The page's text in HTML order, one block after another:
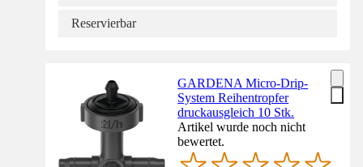
Reservierbar
GARDENA Micro-Drip-
System Reihentropfer
druckausgleich 10 Stk.
Artikel wurde noch nicht
bewertet.